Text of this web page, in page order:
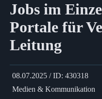
Jobs im
Portale für
Leitung
08.07.2025 / ID: 430318
Medien & Kommunikation